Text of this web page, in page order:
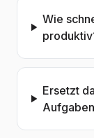
Wie
Ersetzt